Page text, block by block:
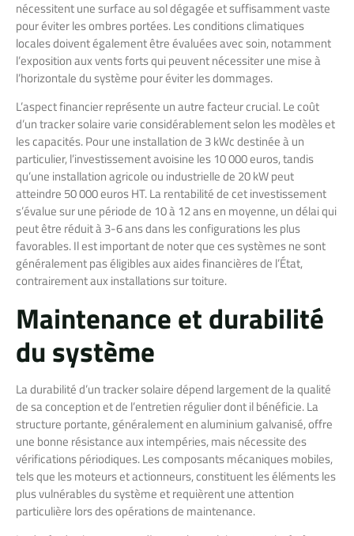
nécessitent une surface au sol dégagée et suffisamment vaste
pour éviter les ombres portées. Les conditions climatiques
locales doivent également être évaluées avec soin, notamment
l’exposition aux vents forts qui peuvent nécessiter une mise à
l’horizontale du système pour éviter les dommages.
L’aspect financier représente un autre facteur crucial. Le coût
d’un tracker solaire varie considérablement selon les modèles et
les capacités. Pour une installation de 3 kWc destinée à un
particulier, l’investissement avoisine les 10 000 euros, tandis
qu’une installation agricole ou industrielle de 20 kW peut
atteindre 50 000 euros HT. La rentabilité de cet investissement
s’évalue sur une période de 10 à 12 ans en moyenne, un délai qui
peut être réduit à 3-6 ans dans les configurations les plus
favorables. Il est important de noter que ces systèmes ne sont
généralement pas éligibles aux aides financières de l’État,
contrairement aux installations sur toiture.
Maintenance et durabilité
du système
La durabilité d’un tracker solaire dépend largement de la qualité
de sa conception et de l’entretien régulier dont il bénéficie. La
structure portante, généralement en aluminium galvanisé, offre
une bonne résistance aux intempéries, mais nécessite des
vérifications périodiques. Les composants mécaniques mobiles,
tels que les moteurs et actionneurs, constituent les éléments les
plus vulnérables du système et requièrent une attention
particulière lors des opérations de maintenance.